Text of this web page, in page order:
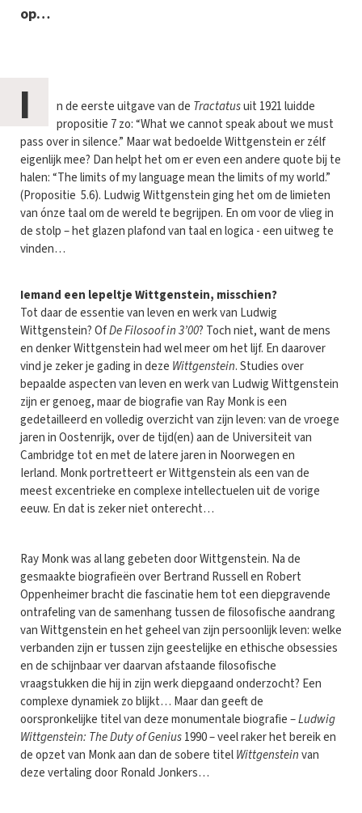
op…
I n de eerste uitgave van de Tractatusuit 1921 luidde
propositie 7 zo: “What we cannot speak about we must
pass over in silence.” Maar wat bedoelde Wittgenstein er zélf
eigenlijk mee? Dan helpt het om er even een andere quote bij te
halen: “The limits of my language mean the limits of my world.”
(Propositie 5.6). Ludwig Wittgenstein ging het om de limieten
van ónze taal om de wereld te begrijpen. En om voor de vlieg in
de stolp – het glazen plafond van taal en logica - een uitweg te
vinden…
Iemand een lepeltje Wittgenstein, misschien?
Tot daar de essentie van leven en werk van Ludwig
Wittgenstein? OfDe Filosoof in 3’00? Toch niet, want de mens
en denker Wittgenstein had wel meer om het lijf. En daarover
vind je zeker je gading in deze Wittgenstein. Studies over
bepaalde aspecten van leven en werk van Ludwig Wittgenstein
zijn er genoeg, maar de biografie van Ray Monk is een
gedetailleerd en volledig overzicht van zijn leven: van de vroege
jaren in Oostenrijk, over de tijd(en) aan de Universiteit van
Cambridge tot en met de latere jaren in Noorwegen en
Ierland. Monk portretteert er Wittgenstein als een van de
meest excentrieke en complexe intellectuelen uit de vorige
eeuw. En dat is zeker niet onterecht…
Ray Monk was al lang gebeten door Wittgenstein. Na de
gesmaakte biografieën over Bertrand Russell en Robert
Oppenheimer bracht die fascinatie hem tot een diepgravende
ontrafeling van de samenhang tussen de filosofische aandrang
van Wittgenstein en het geheel van zijn persoonlijk leven: welke
verbanden zijn er tussen zijn geestelijke en ethische obsessies
en de schijnbaar ver daarvan afstaande filosofische
vraagstukken die hij in zijn werk diepgaand onderzocht? Een
complexe dynamiek zo blijkt… Maar dan geeft de
oorspronkelijke titel van deze monumentale biografie –Ludwig
Wittgenstein: The Duty of Genius1990 – veel raker het bereik en
de opzet van Monk aan dan de sobere titelWittgensteinvan
deze vertaling door Ronald Jonkers…